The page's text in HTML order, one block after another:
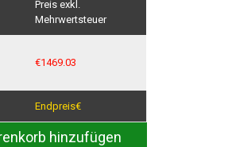
Preis exkl.
Mehrwertsteuer
€1469.03
Endpreis€